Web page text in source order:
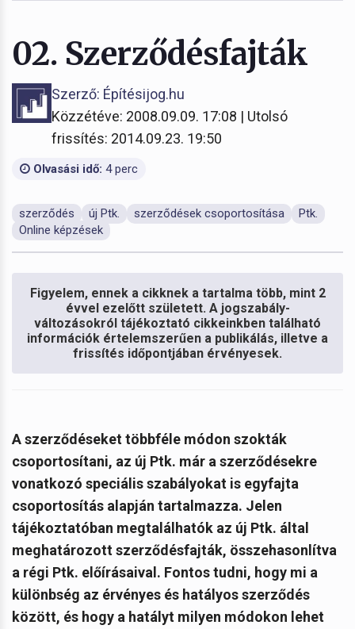
02. Szerződésfajták
Szerző: Építésijog.hu
Közzétéve: 2008.09.09. 17:08 | Utolsó
frissítés: 2014.09.23. 19:50
Olvasási idő: 4 perc
szerződés új Ptk. szerződések csoportosítása
Ptk.
Online képzések
Figyelem, ennek a cikknek a tartalma több, mint 2
évvel ezelőtt született. A jogszabály-
változásokról tájékoztató cikkeinkben található
információk értelemszerűen a publikálás, illetve a
frissítés időpontjában érvényesek.
A szerződéseket többféle módon szokták
csoportosítani, az új Ptk. már a szerződésekre
vonatkozó speciális szabályokat is egyfajta
csoportosítás alapján tartalmazza. Jelen
tájékoztatóban megtalálhatók az új Ptk. által
meghatározott szerződésfajták, összehasonlítva
a régi Ptk. előírásaival. Fontos tudni, hogy mi a
különbség az érvényes és hatályos szerződés
között, és hogy a hatályt milyen módokon lehet